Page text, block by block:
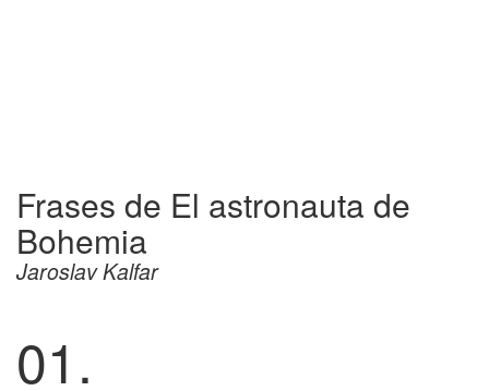
Frases de El astronauta de
Bohemia
Jaroslav Kalfar
01.